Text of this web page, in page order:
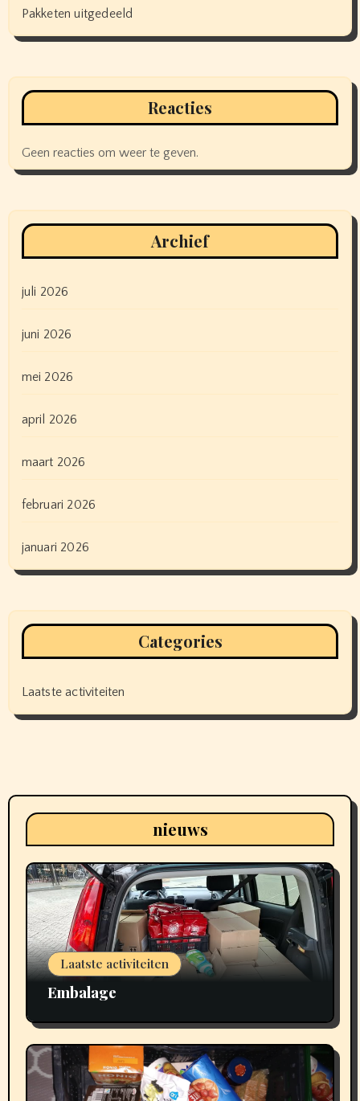
Pakketen uitgedeeld
Reacties
Geen reacties om weer te geven.
Archief
juli 2026
juni 2026
mei 2026
april 2026
maart 2026
februari 2026
januari 2026
Categories
Laatste activiteiten
nieuws
Laatste activiteiten
Embalage